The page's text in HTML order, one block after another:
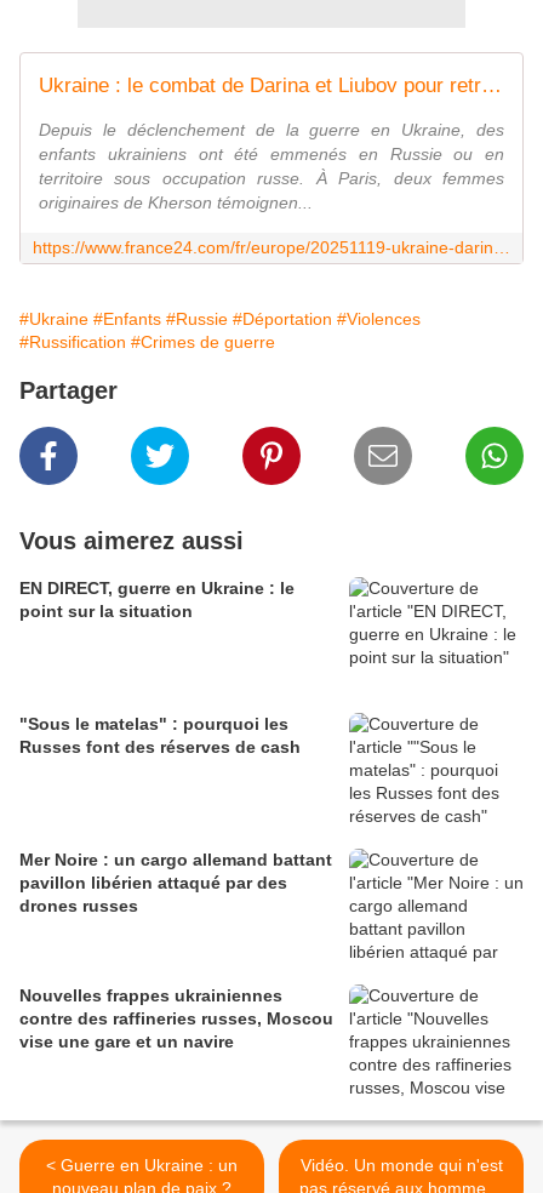
Ukraine : le combat de Darina et Liubov pour retrouver les enfants enlevés à Kherson par la Russie
Depuis le déclenchement de la guerre en Ukraine, des
enfants ukrainiens ont été emmenés en Russie ou en
territoire sous occupation russe. À Paris, deux femmes
originaires de Kherson témoignen...
#Ukraine #Enfants #Russie #Déportation #Violences
#Russification #Crimes de guerre
Partager
Vous aimerez aussi
EN DIRECT, guerre en Ukraine : le
point sur la situation
"Sous le matelas" : pourquoi les
Russes font des réserves de cash
Mer Noire : un cargo allemand battant
pavillon libérien attaqué par des
drones russes
Nouvelles frappes ukrainiennes
contre des raffineries russes, Moscou
vise une gare et un navire
< Guerre en Ukraine : un
nouveau plan de paix ?
Vidéo. Un monde qui n'est
pas réservé aux hommes :